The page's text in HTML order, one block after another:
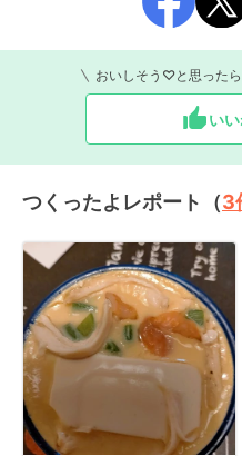
おいしそう♡と思った
いい
つくったよレポート（3